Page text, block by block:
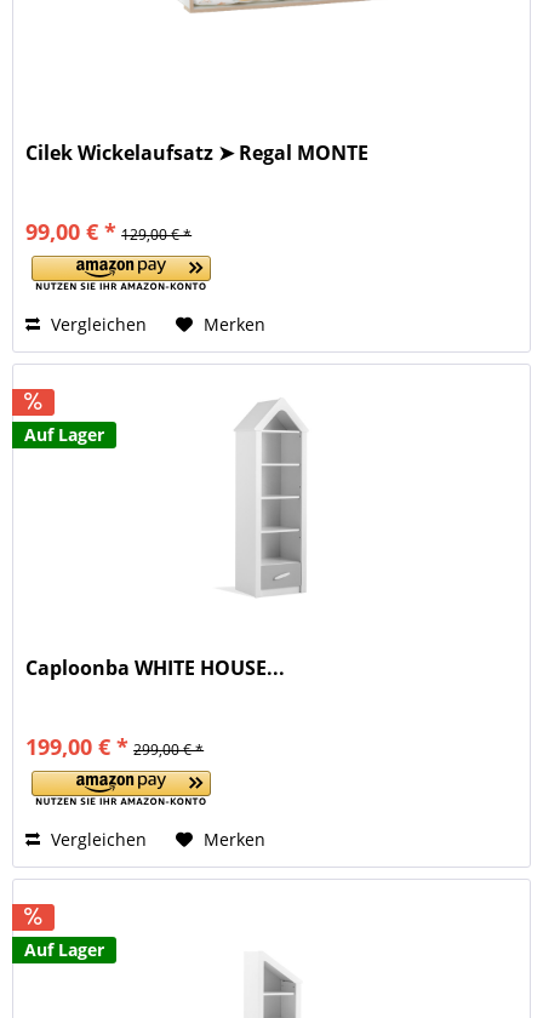
Cilek Wickelaufsatz ➤ Regal MONTE
99,00 € * 129,00 € *
Vergleichen Merken
Auf Lager
Caploonba WHITE HOUSE...
199,00 € * 299,00 € *
Vergleichen Merken
Auf Lager